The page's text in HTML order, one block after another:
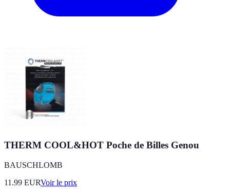
THERM COOL&HOT Poche de Billes Genou
BAUSCHLOMB
11.99 EURVoir le prix